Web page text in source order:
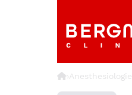
›Anesthesiologie